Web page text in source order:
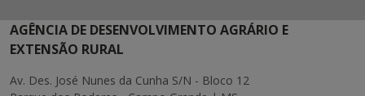
AGÊNCIA DE DESENVOLVIMENTO AGRÁRIO E
EXTENSÃO RURAL
Av. Des. José Nunes da Cunha S/N - Bloco 12